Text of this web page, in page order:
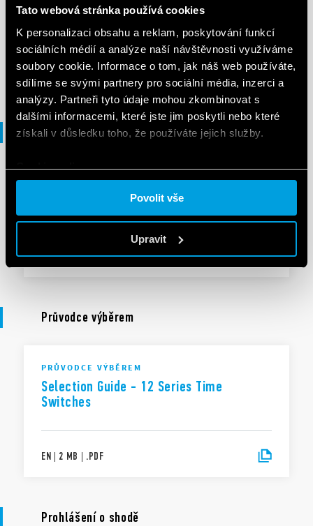
Tato webová stránka používá cookies
K personalizaci obsahu a reklam, poskytování funkcí
sociálních médií a analýze naší návštěvnosti využíváme
soubory cookie. Informace o tom, jak náš web používáte,
sdílíme se svými partnery pro sociální média, inzerci a
analýzy. Partneři tyto údaje mohou zkombinovat s
dalšími informacemi, které jste jim poskytli nebo které
získali v důsledku toho, že používáte jejich služby.
Cookie policy.
Povolit vše
Upravit
Typu 12.51 NFC
SK|| .PDF
Brožura
BROŽURA
Lighting management
EN|5 MB| .PDF
Průvodce výběrem
PRŮVODCE VÝBĚREM
Selection Guide - 12 Series Time
Switches
EN | 2 MB | .PDF
Prohlášení o shodě